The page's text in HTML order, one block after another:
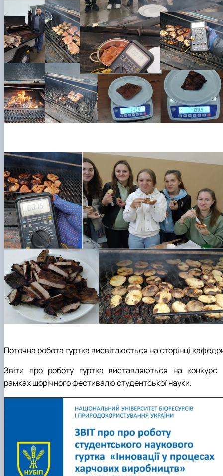
Поточна робота гуртка висвітлюється на сторінці
Звіти про роботу гуртка виставляються на конкурс
рамках щорічного фестивалю студентської науки.